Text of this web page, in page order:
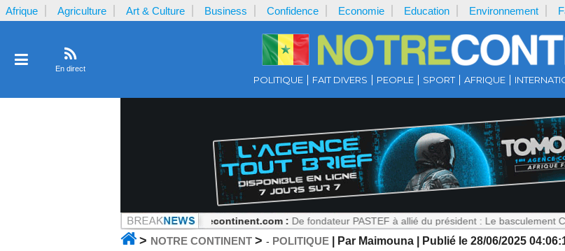
Afrique Agriculture Art & Culture Business Confidence Economie Education Environnement
En direct
POLITIQUE FAIT DIVERS PEOPLE SPORT AFRIQUE
reçu par la plaignante ? Notrecontinent.com : De fondateur PASTEF à allié du président : Le basculement Coulibaly
> NOTRE CONTINENT > - POLITIQUE | Par Maimouna | Publié le 28/06/2025